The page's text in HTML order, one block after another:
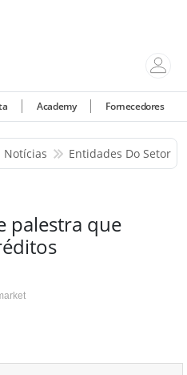
Academy Fornecedores
Notícias Entidades Do Setor
palestra que